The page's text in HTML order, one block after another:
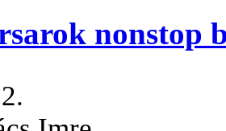
nonstop